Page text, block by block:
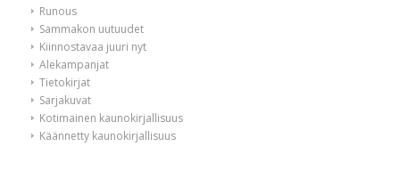
Runous
Sammakon uutuudet
Kiinnostavaa juuri nyt
Alekampanjat
Tietokirjat
Sarjakuvat
Kotimainen kaunokirjallisuus
Käännetty kaunokirjallisuus